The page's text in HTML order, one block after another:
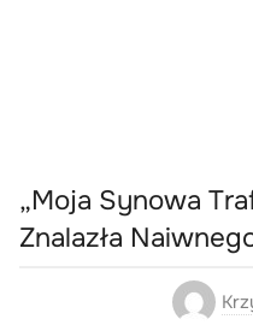
„Moja Synowa
Znalazła